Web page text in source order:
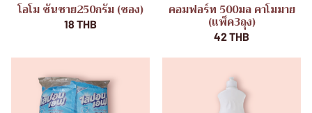
โอโม ซันชาย250กรัม (ซอง)
18 THB
คอมฟอร์ท 500มล คาโมมาย
(แพ็ค3ถุง)
42 THB